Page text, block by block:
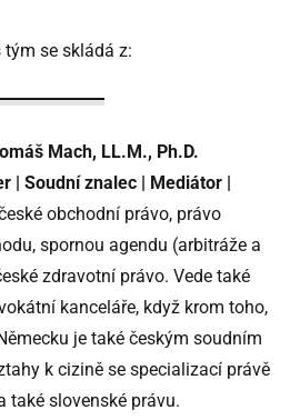
tým se skládá z:
Mach, LL.M., Ph.D.
| Soudní znalec | Mediátor |
obchodní právo, právo
spornou agendu (arbitráže a
zdravotní právo. Vede také
kanceláře, když krom toho,
je také českým soudním
k cizině se specializací právě
také slovenské právu.